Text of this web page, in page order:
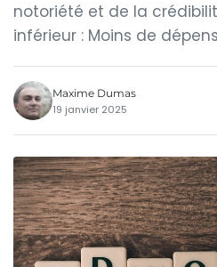
notoriété et de la
inférieur : Moins de
Maxime Dumas
19 janvier 2025